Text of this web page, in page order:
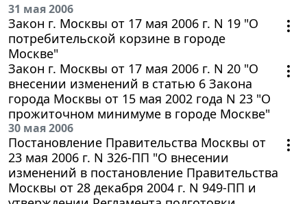
31 мая 2006
Закон г. Москвы от 17 мая 2006 г. N 19 "О
потребительской корзине в городе
Москве"
Закон г. Москвы от 17 мая 2006 г. N 20 "О
внесении изменений в статью 6 Закона
города Москвы от 15 мая 2002 года N 23 "О
прожиточном минимуме в городе Москве"
30 мая 2006
Постановление Правительства Москвы от
23 мая 2006 г. N 326-ПП "О внесении
изменений в постановление Правительства
Москвы от 28 декабря 2004 г. N 949-ПП и